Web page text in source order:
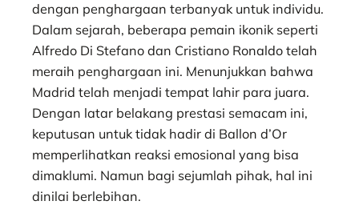
dengan penghargaan terbanyak untuk individu.
Dalam sejarah, beberapa pemain ikonik seperti
Alfredo Di Stefano dan Cristiano Ronaldo telah
meraih penghargaan ini. Menunjukkan bahwa
Madrid telah menjadi tempat lahir para juara.
Dengan latar belakang prestasi semacam ini,
keputusan untuk tidak hadir di Ballon d’Or
memperlihatkan reaksi emosional yang bisa
dimaklumi. Namun bagi sejumlah pihak, hal ini
dinilai berlebihan.